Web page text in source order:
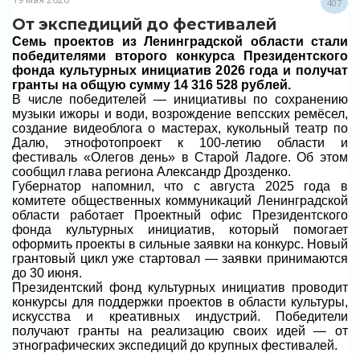
407
От экспедиций до фестивалей
Семь проектов из Ленинградской области стали
победителями второго конкурса Президентского
фонда культурных инициатив 2026 года и получат
гранты на общую сумму 14 316 528 рублей.
В числе победителей — инициативы по сохранению
музыки ижоры и води, возрождение вепсских ремёсел,
создание видеоблога о мастерах, кукольный театр по
Далю, этнофотопроект к 100-летию области и
фестиваль «Олегов день» в Старой Ладоге. Об этом
сообщил глава региона Александр Дрозденко.
Губернатор напомнил, что с августа 2025 года в
комитете общественных коммуникаций Ленинградской
области работает Проектный офис Президентского
фонда культурных инициатив, который помогает
оформить проекты в сильные заявки на конкурс. Новый
грантовый цикл уже стартовал — заявки принимаются
до 30 июня.
Президентский фонд культурных инициатив проводит
конкурсы для поддержки проектов в области культуры,
искусства и креативных индустрий. Победители
получают гранты на реализацию своих идей — от
этнографических экспедиций до крупных фестивалей.